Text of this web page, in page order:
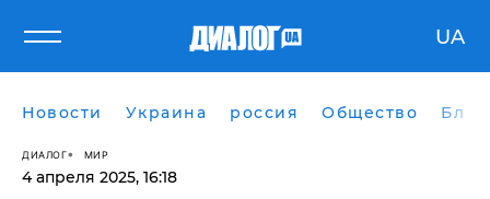
UA
Новости Украина россия Общество
ДИАЛОГ МИР
4 апреля 2025, 16:18